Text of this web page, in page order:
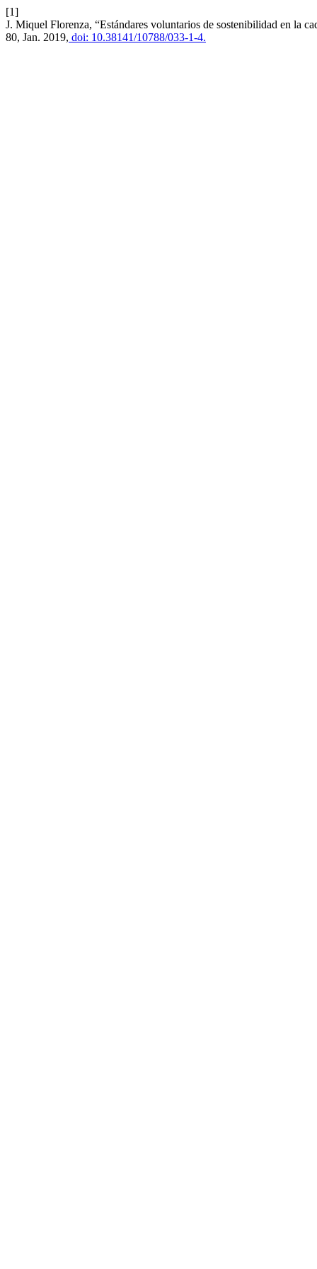
[1]
J. Miquel Florenza, “Estándares voluntarios de sostenibilidad en la
80, Jan. 2019, doi: 10.38141/10788/033-1-4.